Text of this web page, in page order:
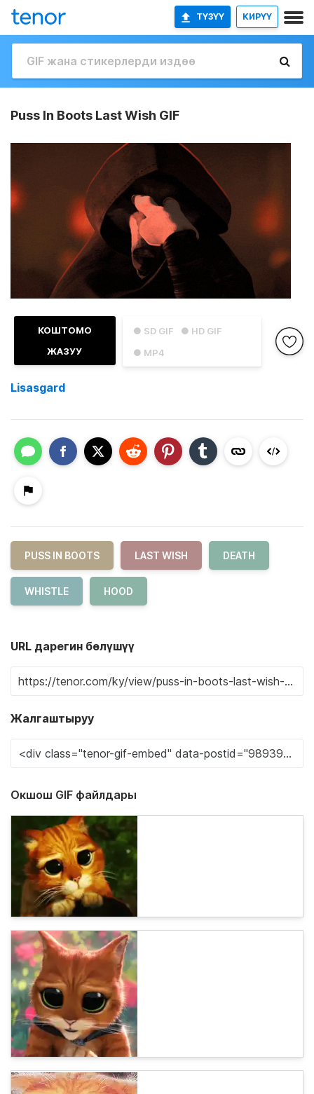
ТҮЗҮҮ КИРҮҮ
Puss In Boots Last Wish GIF
● SD GIF
● HD GIF
● MP4
КОШТОМО
ЖАЗУУ
Lisasgard
PUSS IN BOOTS LAST WISH DEATH
WHISTLE HOOD
URL дарегин бөлүшүү
Жалгаштыруу
Окшош GIF файлдары